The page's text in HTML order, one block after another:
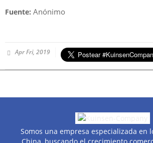
Fuente: Anónimo
Apr Fri, 2019
Somos una empresa especializada en